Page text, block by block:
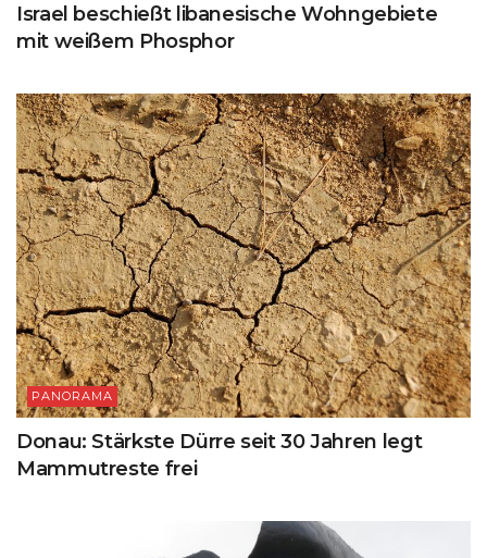
Israel beschießt libanesische Wohngebiete
mit weißem Phosphor
PANORAMA
Donau: Stärkste Dürre seit 30 Jahren legt
Mammutreste frei